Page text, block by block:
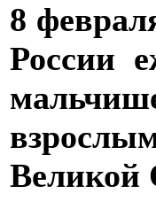
8
России
Великой